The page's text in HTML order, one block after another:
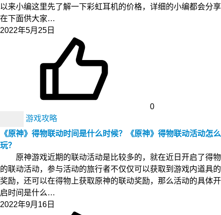
以来小编这里先了解一下彩虹耳机的价格，详细的小编都会分享
在下面供大家…
2022年5月25日
0
游戏攻略
《原神》得物联动时间是什么时候？《原神》得物联动活动怎么
玩？
原神游戏近期的联动活动是比较多的，就在近日开启了得物
的联动活动，参与活动的旅行者不仅仅可以获取到游戏内道具的
奖励，还可以在得物上获取原神的联动奖励，那么活动的具体开
启时间是什么…
2022年9月16日